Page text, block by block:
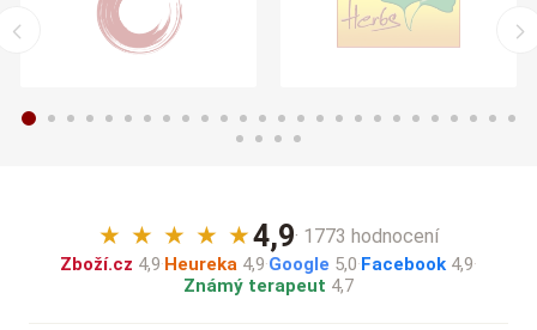
★ ★ ★ ★ ★4,9· 1773 hodnocení
Zboží.cz 4,9· Heureka 4,9·Google 5,0· Facebook 4,9·
Známý terapeut 4,7